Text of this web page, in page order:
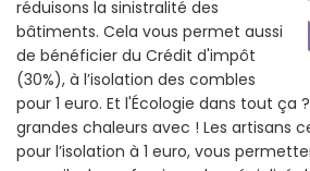
réduisons la sinistralité des
bâtiments. Cela vous permet aussi
de bénéficier du Crédit d'impôt
(30%), à l’isolation des combles
pour 1 euro. Et l'Écologie dans tout ça
grandes chaleurs avec ! Les artisans
pour l’isolation à 1 euro, vous